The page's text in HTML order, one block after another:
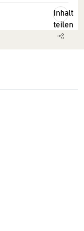
Inhalt
teilen